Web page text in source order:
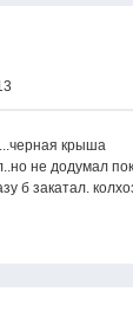
крыша
не додумал
б закатал.